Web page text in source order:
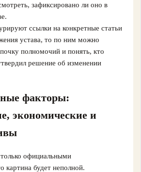
зафиксировано ли оно в
ссылки на конкретные статьи
устава, то по ним можно
полномочий и понять, кто
решение об изменении
факторы:
экономические и
официальными
картина будет неполной.